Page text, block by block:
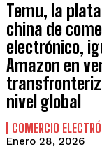
Temu, la
china de
electrónico,
Amazon en
nivel global
COMERCIO
Enero 28, 2026